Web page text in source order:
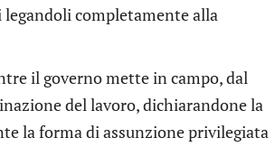
completamente alla
il governo mette in campo, dal
del lavoro, dichiarandone la
la forma di assunzione privilegiata